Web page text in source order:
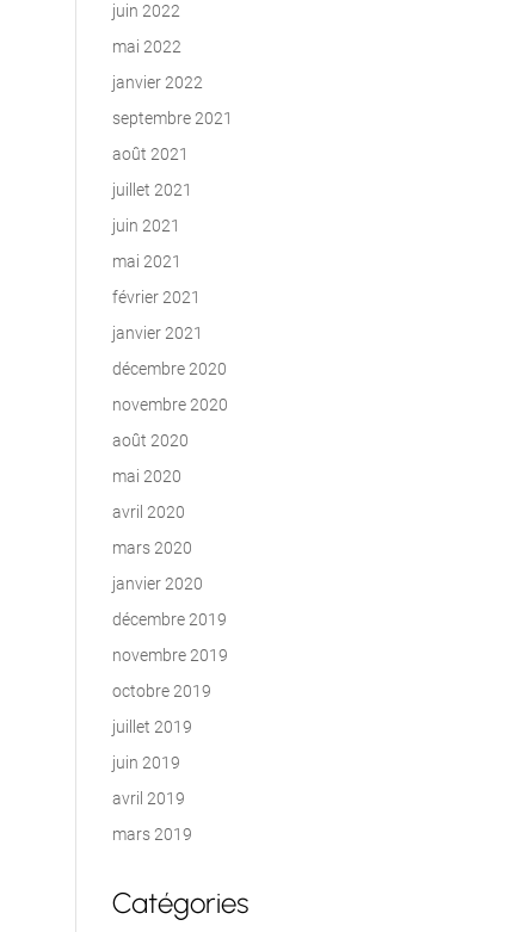
juin 2022
mai 2022
janvier 2022
septembre 2021
août 2021
juillet 2021
juin 2021
mai 2021
février 2021
janvier 2021
décembre 2020
novembre 2020
août 2020
mai 2020
avril 2020
mars 2020
janvier 2020
décembre 2019
novembre 2019
octobre 2019
juillet 2019
juin 2019
avril 2019
mars 2019
Catégories